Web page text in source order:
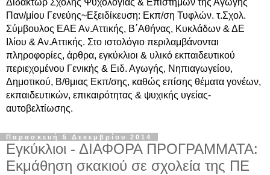
Διδάκτωρ Σχολής Ψυχολογίας & Επιστημών της Αγωγής
Παν/μίου Γενεύης~Εξειδίκευση: Εκπ/ση Τυφλών. τ.Σχολ.
Σύμβουλος ΕΑΕ Αν.Αττικής, Β΄Αθήνας, Κυκλάδων & ΔΕ
Ιλίου & Αν.Αττικής. Στο ιστολόγιο περιλαμβάνονται
πληροφορίες, άρθρα, εγκύκλιοι & υλικό εκπαιδευτικού
περιεχομένου Γενικής & Ειδ. Αγωγής, Νηπιαγωγείου,
Δημοτικού, Β/θμιας Εκπ/σης, καθώς επίσης θέματα γονέων,
εκπαιδευτικών, επικαιρότητας & ψυχικής υγείας-
αυτοβελτίωσης.
Παρασκευή 5 Δεκεμβρίου 2014
Εγκύκλιοι - ΔΙΑΦΟΡΑ ΠΡΟΓΡΑΜΜΑΤΑ:
Εκμάθηση σκακιού σε σχολεία της ΠΕ